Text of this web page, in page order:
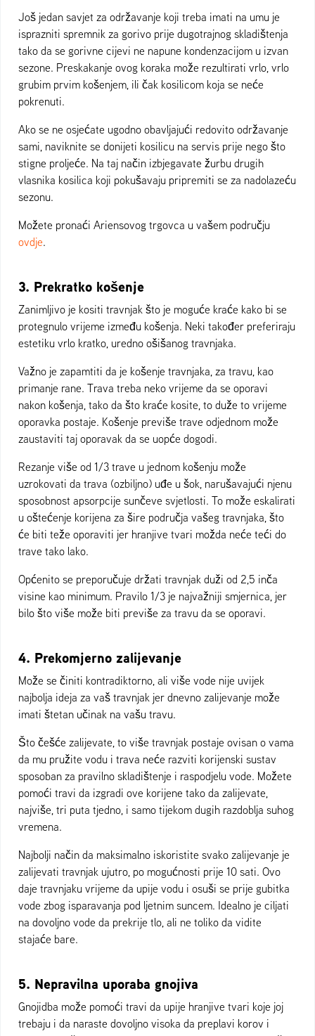
Još jedan savjet za održavanje koji treba imati na umu je
isprazniti spremnik za gorivo prije dugotrajnog skladištenja
tako da se gorivne cijevi ne napune kondenzacijom u izvan
sezone. Preskakanje ovog koraka može rezultirati vrlo, vrlo
grubim prvim košenjem, ili čak kosilicom koja se neće
pokrenuti.
Ako se ne osjećate ugodno obavljajući redovito održavanje
sami, naviknite se donijeti kosilicu na servis prije nego što
stigne proljeće. Na taj način izbjegavate žurbu drugih
vlasnika kosilica koji pokušavaju pripremiti se za nadolazeću
sezonu.
Možete pronaći Ariensovog trgovca u vašem području
ovdje.
3. Prekratko košenje
Zanimljivo je kositi travnjak što je moguće kraće kako bi se
protegnulo vrijeme između košenja. Neki također preferiraju
estetiku vrlo kratko, uredno ošišanog travnjaka.
Važno je zapamtiti da je košenje travnjaka, za travu, kao
primanje rane. Trava treba neko vrijeme da se oporavi
nakon košenja, tako da što kraće kosite, to duže to vrijeme
oporavka postaje. Košenje previše trave odjednom može
zaustaviti taj oporavak da se uopće dogodi.
Rezanje više od 1/3 trave u jednom košenju može
uzrokovati da trava (ozbiljno) uđe u šok, narušavajući njenu
sposobnost apsorpcije sunčeve svjetlosti. To može eskalirati
u oštećenje korijena za šire područja vašeg travnjaka, što
će biti teže oporaviti jer hranjive tvari možda neće teći do
trave tako lako.
Općenito se preporučuje držati travnjak duži od 2,5 inča
visine kao minimum. Pravilo 1/3 je najvažniji smjernica, jer
bilo što više može biti previše za travu da se oporavi.
4. Prekomjerno zalijevanje
Može se činiti kontradiktorno, ali više vode nije uvijek
najbolja ideja za vaš travnjak jer dnevno zalijevanje može
imati štetan učinak na vašu travu.
Što češće zalijevate, to više travnjak postaje ovisan o vama
da mu pružite vodu i trava neće razviti korijenski sustav
sposoban za pravilno skladištenje i raspodjelu vode. Možete
pomoći travi da izgradi ove korijene tako da zalijevate,
najviše, tri puta tjedno, i samo tijekom dugih razdoblja suhog
vremena.
Najbolji način da maksimalno iskoristite svako zalijevanje je
zalijevati travnjak ujutro, po mogućnosti prije 10 sati. Ovo
daje travnjaku vrijeme da upije vodu i osuši se prije gubitka
vode zbog isparavanja pod ljetnim suncem. Idealno je ciljati
na dovoljno vode da prekrije tlo, ali ne toliko da vidite
stajaće bare.
5. Nepravilna uporaba gnojiva
Gnojidba može pomoći travi da upije hranjive tvari koje joj
trebaju i da naraste dovoljno visoka da preplavi korov i